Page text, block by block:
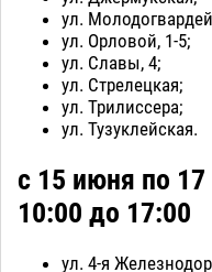
ул.
ул. Орловой, 1-5;
ул. Славы, 4;
ул. Стрелецкая;
ул. Трилиссера;
ул. Тузуклейская.
с 15 июня по
10:00 до 17:00
ул. 4-я